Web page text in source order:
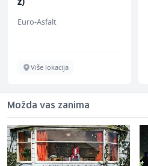
Euro-Asfalt
Više lokacija
Možda vas zanima